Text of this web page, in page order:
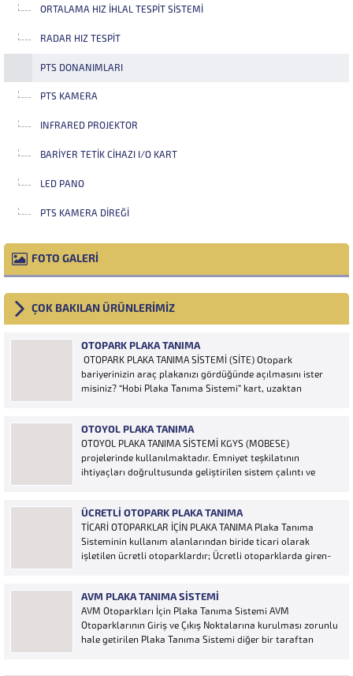
ORTALAMA HIZ İHLAL TESPIT SISTEMI
RADAR HIZ TESPIT
PTS DONANIMLARI
PTS KAMERA
INFRARED PROJEKTOR
BARIYER TETIK CIHAZI I/O KART
LED PANO
PTS KAMERA DIREĞI
FOTO GALERİ
ÇOK BAKILAN ÜRÜNLERİMİZ
OTOPARK PLAKA TANIMA
OTOPARK PLAKA TANIMA SİSTEMİ (SİTE) Otopark
bariyerinizin araç plakanızı gördüğünde açılmasını ister
misiniz? “Hobi Plaka Tanıma Sistemi” kart, uzaktan
için yeterlidir… Plaka tanıma sistemi otoparklarda
sisteme...
OTOYOL PLAKA TANIMA
OTOYOL PLAKA TANIMA SİSTEMİ KGYS (MOBESE)
projelerinde kullanılmaktadır. Emniyet teşkilatının
ihtiyaçları doğrultusunda geliştirilen sistem çalıntı ve
araçların Plakalarının tanımlanmasına yönelik geliştirilen
bir yazılımdır. Sistem karayolları şeritlerine yerleştirilen
kameralar sayesinde alınan...
ÜCRETLI OTOPARK PLAKA TANIMA
TİCARİ OTOPARKLAR İÇİN PLAKA TANIMA Plaka Tanıma
Sisteminin kullanım alanlarından biride ticari olarak
işletilen ücretli otoparklardır; Ücretli otoparklarda giren-
Ücretin otopark girişinde araç tipine göre peşin alınması
ya...
AVM PLAKA TANIMA SISTEMI
AVM Otoparkları İçin Plaka Tanıma Sistemi AVM
Otoparklarının Giriş ve Çıkış Noktalarına kurulması zorunlu
hale getirilen Plaka Tanıma Sistemi diğer bir taraftan